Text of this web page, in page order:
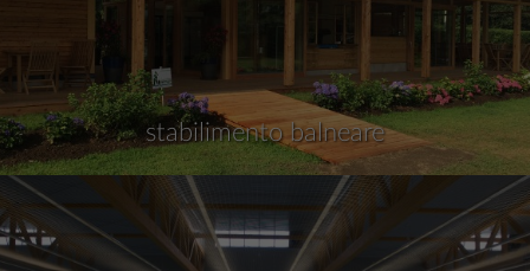
stabilimento balneare